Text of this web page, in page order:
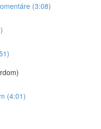
(3:08)
(4:01)